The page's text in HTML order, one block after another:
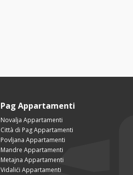
Pag Appartamenti
Novalja Appartamenti
Città di Pag Appartamenti
Povljana Appartamenti
Mandre Appartamenti
Metajna Appartamenti
Vidalići Appartamenti